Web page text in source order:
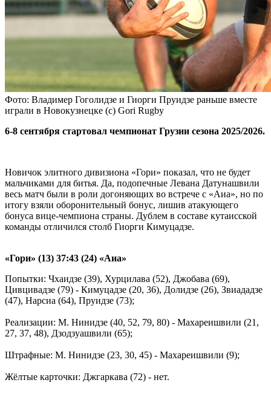
Фото: Владимер Гоголидзе и Гиорги Пруидзе раньше вместе
играли в Новокузнецке (с) Gori Rugby
6-8 сентября стартовал чемпионат Грузии сезона 2025/2026.
Новичок элитного дивизиона «Гори» показал, что не будет
мальчиками для битья. Да, подопечные Левана Датунашвили
весь матч были в роли догоняющих во встрече с «Аиа», но по
итогу взяли оборонительный бонус, лишив атакующего
бонуса вице-чемпиона страны. Дублем в составе кутаисской
команды отличился столб Гиорги Кимуцадзе.
«Гори» (13) 37:43 (24) «Аиа»
Попытки: Чхаидзе (39), Хурцилава (52), Джобава (69),
Цивцивадзе (79) - Кимуцадзе (20, 36), Долидзе (26), Звиададзе
(47), Нарсиа (64), Пруидзе (73);
Реализации: М. Нинидзе (40, 52, 79, 80) - Махареишвили (21,
27, 37, 48), Дзодзуашвили (65);
Штрафные: М. Нинидзе (23, 30, 45) - Махареишвили (9);
Жёлтые карточки: Джгаркава (72) - нет.